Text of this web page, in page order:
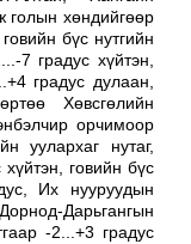
голын хөндийгөөр
бүс нутгийн
7 градус хүйтэн,
градус дулаан,
Хөвсгөлийн
орчимоор
уулархаг нутаг,
говийн бүс
Их нууруудын
Дарьгангын
-2...+3 градус